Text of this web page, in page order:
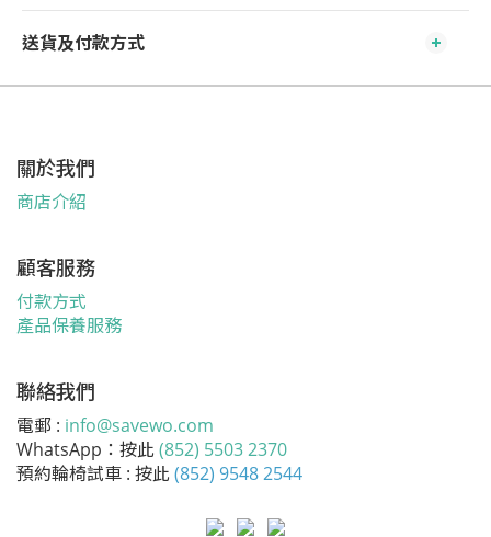
送貨及付款方式
關於我們
商店介紹
顧客服務
付款方式
產品保養服務
聯絡我們
電郵 : info@savewo.com
WhatsApp：按此 (852) 5503 2370
預約輪椅試車 : 按此 (852) 9548 2544